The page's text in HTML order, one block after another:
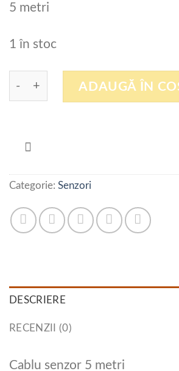
5 metri
1 în stoc
Cantitate Cablu senzor
ADAUGĂ ÎN
Categorie: Senzori
DESCRIERE
RECENZII (0)
Cablu senzor 5 metri